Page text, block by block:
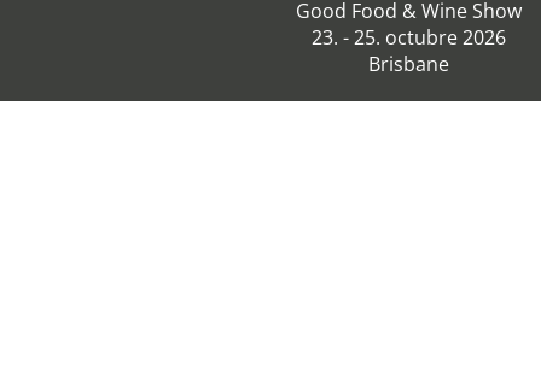
Good Food & Wine Show
23. - 25. octubre 2026
Brisbane